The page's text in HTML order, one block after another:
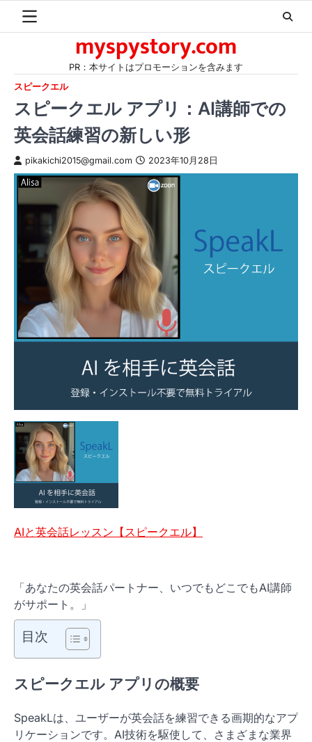
myspystory.com
PR：本サイトはプロモーションを含みます
スピークエル
スピークエル アプリ：AI講師での
英会話練習の新しい形
pikakichi2015@gmail.com 2023年10月28日
AIと英会話レッスン【スピークエル】
「あなたの英会話パートナー、いつでもどこでもAI講師
がサポート。」
目次
スピークエル アプリの概要
SpeakLは、ユーザーが英会話を練習できる画期的なアプ
リケーションです。AI技術を駆使して、さまざまな業界